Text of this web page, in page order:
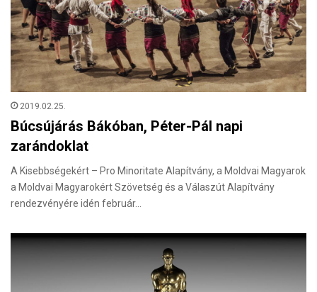
2019.02.25.
Búcsújárás Bákóban, Péter-Pál napi
zarándoklat
A Kisebbségekért – Pro Minoritate Alapítvány, a Moldvai Magyarok
a Moldvai Magyarokért Szövetség és a Válaszút Alapítvány
rendezvényére idén február…